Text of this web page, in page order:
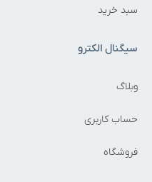
سبد خرید
سیگنال الکترو
وبلاگ
حساب کاربری
فروشگاه